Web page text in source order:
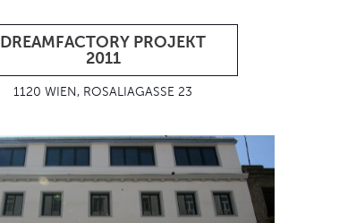
DREAMFACTORY PROJEKT
2011
1120 WIEN, ROSALIAGASSE 23